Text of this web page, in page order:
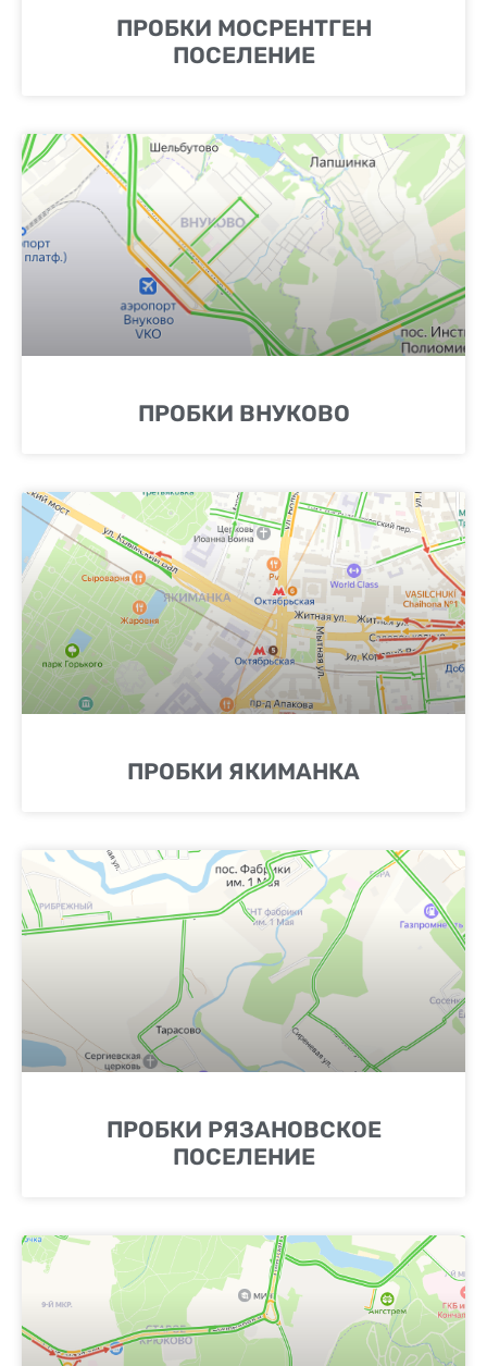
ПРОБКИ МОСРЕНТГЕН
ПОСЕЛЕНИЕ
ПРОБКИ ВНУКОВО
ПРОБКИ ЯКИМАНКА
ПРОБКИ РЯЗАНОВСКОЕ
ПОСЕЛЕНИЕ